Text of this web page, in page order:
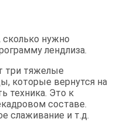
нужно
лендлиза.
три тяжелые
которые вернутся на
техника. Это к
составе.
слаживание и т.д.